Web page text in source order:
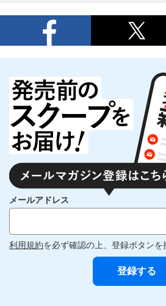
メールアドレス
利用規約を必ず確認の上、登録ボタンを